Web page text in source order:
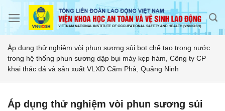
Áp dụng thử nghiệm vòi phun sương sủi bọt chế tạo trong nước
trong hệ thống phun sương dập bụi máy kẹp hàm, Công ty CP
khai thác đá và sản xuất VLXD Cẩm Phả, Quảng Ninh
Áp dụng thử nghiệm vòi phun sương sủi